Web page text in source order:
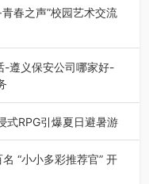
春之声”校园艺术交流
阳·青春之声”校园管
-遵义保安公司哪家好-
业管理、建筑工地施
式RPG引爆夏日避暑游
处的九洞天景区，贵
“小小多彩推荐官” 开